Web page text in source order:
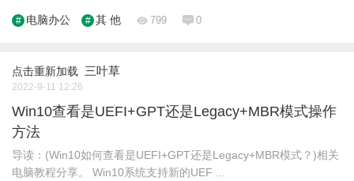
电脑办公 其 他 799 0
点击重新加载 三叶草
2022-9-11 12:26
Win10查看是UEFI+GPT还是Legacy+MBR模式操作
方法
导读：(Win10如何查看是UEFI+GPT还是Legacy+MBR模式？)相关
电脑教程分享。 Win10系统支持新的UEF ...